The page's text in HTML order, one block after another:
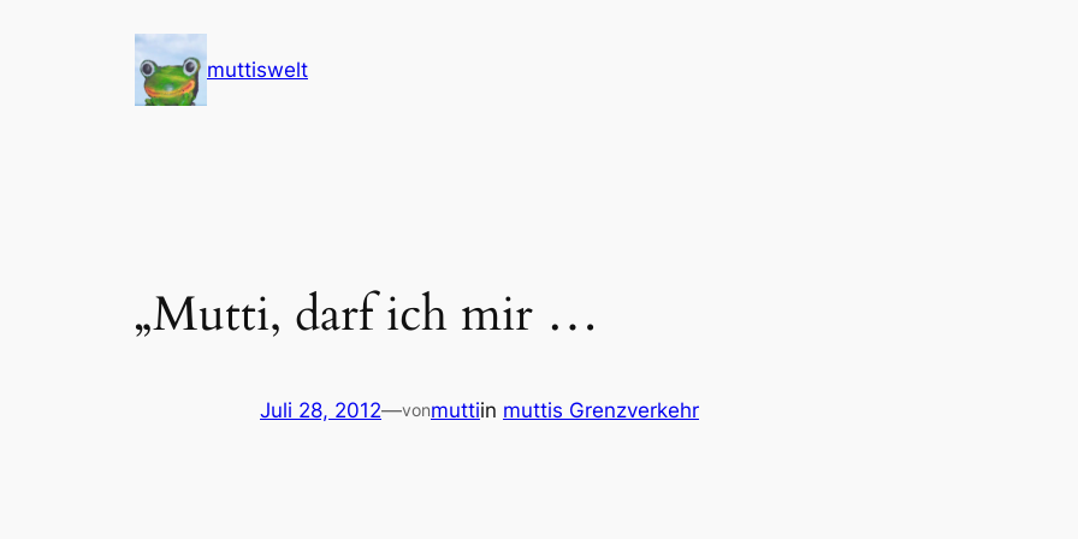
muttiswelt
„Mutti, darf ich mir …
Juli 28, 2012—vonmuttiin muttis Grenzverkehr